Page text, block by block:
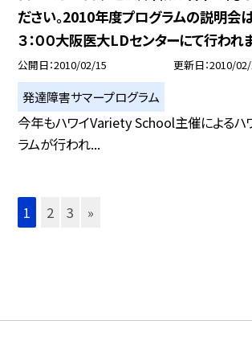
ださい。2010年度プログラムの説明会は
３：００大阪医大LDセンターにて行われ
公開日 2010/02/15 更新日 2010/
発達障害サマープログラム
今年もハワイVariety School主催によるハ
ラムが行われ...
1 2 3 »